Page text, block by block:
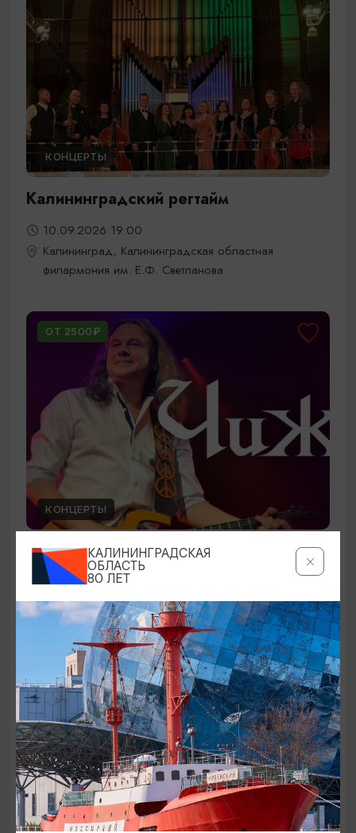
КОНЦЕРТЫ
Калининградский регтайм
10.09.2026 19:00
Калининград, Калининградская областная
филармония им. Е.Ф. Светланова
ОТ 2500₽
КОНЦЕРТЫ
Чиж & Cо
10.09.2026 19:00
Светлогорск, Театр эстрады «Янтарь-холл»
ОТ 500₽ ПУШКИНСКАЯ КАРТА
КАЛИНИНГРАДСКАЯ
ОБЛАСТЬ
80 ЛЕТ